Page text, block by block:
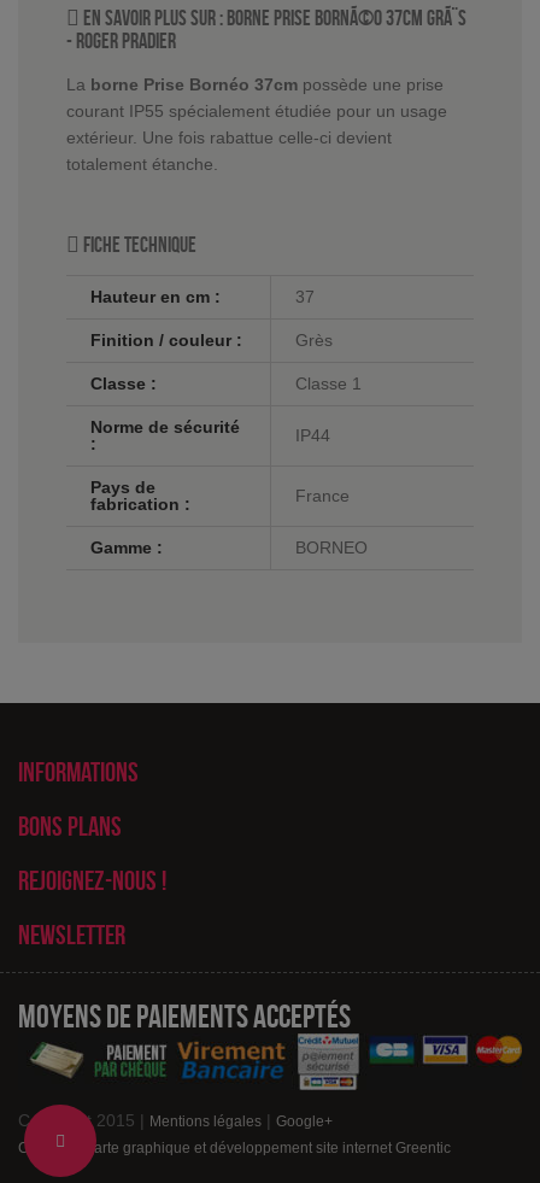
Change
En savoir plus sur : Borne Prise BornÃ©o 37cm GrÃ¨s
- Roger Pradier
La borne Prise Bornéo 37cm possède une prise
courant IP55 spécialement étudiée pour un usage
extérieur. Une fois rabattue celle-ci devient
totalement étanche.
Fiche technique
Hauteur en cm : 37
Finition / couleur : Grès
Classe : Classe 1
Norme de sécurité
:
IP44
Pays de
fabrication :
France
Gamme : BORNEO
Informations
Bons plans
Rejoignez-nous !
Newsletter
Moyens de paiements acceptés
Copyright 2015 | Mentions légales | Google+
Création charte graphique et développement site internet Greentic